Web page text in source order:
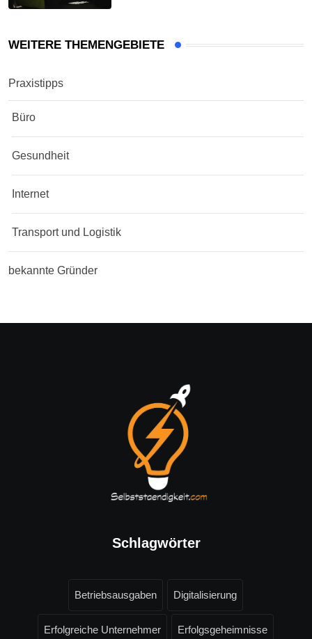
WEITERE THEMENGEBIETE
Praxistipps
Büro
Gesundheit
Internet
Transport und Logistik
bekannte Gründer
Schlagwörter
Betriebsausgaben Digitalisierung
Erfolgreiche Unternehmer Erfolgsgeheimnisse